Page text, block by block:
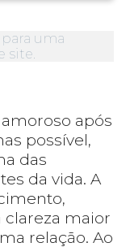
uma
site.
após
possível,
das
da vida. A
maior
relação. Ao